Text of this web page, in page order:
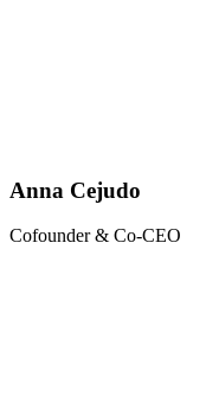
Anna Cejudo
Cofounder & Co-CEO